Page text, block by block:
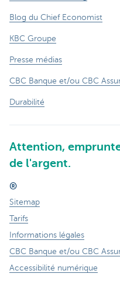
Blog du Chief Economist
KBC Groupe
Presse médias
CBC Banque et/ou CBC
Durabilité
Attention,
de l'argent.
®
Sitemap
Tarifs
Informations légales
CBC Banque et/ou CBC
Accessibilité numérique